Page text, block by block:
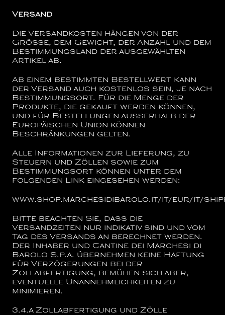
Versand
Die Versandkosten hängen von der
Größe, dem Gewicht, der Anzahl und dem
Bestimmungsland der ausgewählten
Artikel ab.
Ab einem bestimmten Bestellwert kann
der Versand auch kostenlos sein, je nach
Bestimmungsort. Für die Menge der
Produkte, die gekauft werden können,
und für Bestellungen außerhalb der
Europäischen Union können
Beschränkungen gelten.
Alle Informationen zur Lieferung, zu
Steuern und Zöllen sowie zum
Bestimmungsort können unter dem
folgenden Link eingesehen werden:
www.shop.marchesidibarolo.it/it/eur/it/
Bitte beachten Sie, dass die
Versandzeiten nur indikativ sind und vom
Tag des Versands an berechnet werden.
Der Inhaber und Cantine dei Marchesi di
Barolo S.p.a. übernehmen keine Haftung
für Verzögerungen bei der
Zollabfertigung, bemühen sich aber,
eventuelle Unannehmlichkeiten zu
minimieren.
3.4.a Zollabfertigung und Zölle